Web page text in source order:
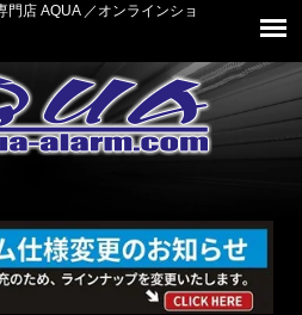
店 AQUA ／オンラインショ